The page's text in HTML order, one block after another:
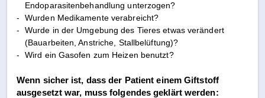
Endoparasitenbehandlung unterzogen?
-
Wurden Medikamente verabreicht?
-
Wurde in der Umgebung des Tieres etwas verändert
(Bauarbeiten, Anstriche, Stallbelüftung)?
-
Wird ein Gasofen zum Heizen benutzt?
Wenn sicher ist, dass der Patient einem Giftstoff
ausgesetzt war, muss folgendes geklärt werden: